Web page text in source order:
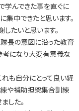
んできた事を直ぐに
中できたと思います。
たいと思います。
長の意図に沿った教育
考になり大変有意義な
も自分にとって良い経
練や補助担架集合訓練
した。